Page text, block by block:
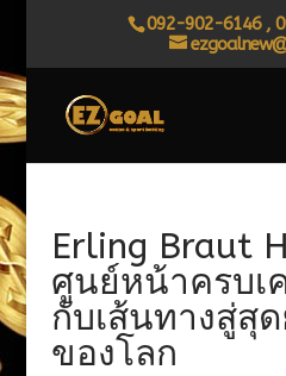
092-902-6146 ,
Erling Braut
ศูนย์หน้าครบเ
กับเส้นทางสู่สุ
ของโลก